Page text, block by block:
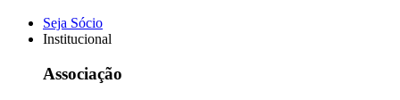
Seja Sócio
Institucional
Associação